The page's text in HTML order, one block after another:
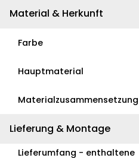
Material & Herkunft
Farbe
Hauptmaterial
Materialzusammensetzung
Lieferung & Montage
Lieferumfang - enthaltene